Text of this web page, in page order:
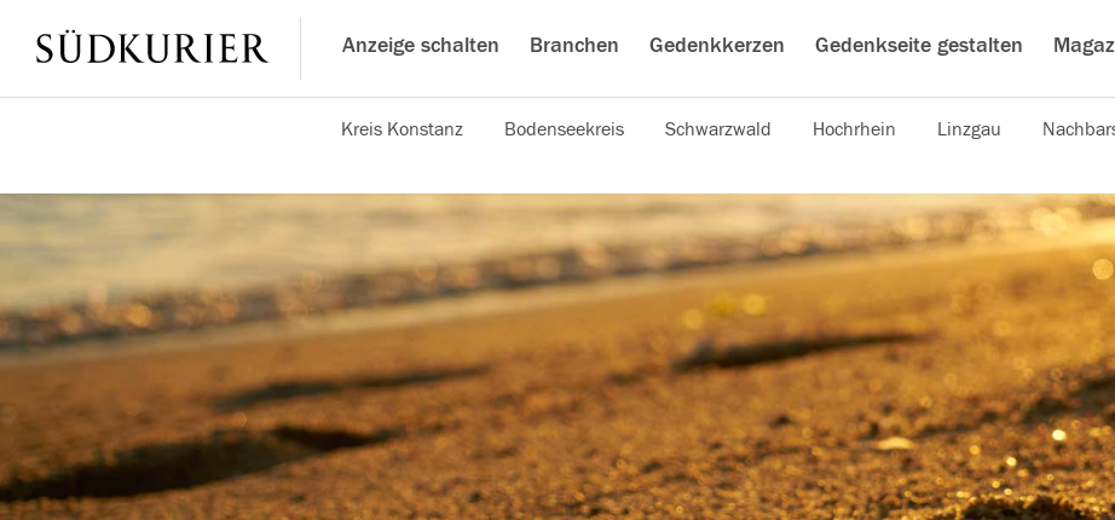
Anzeige schalten Branchen Gedenkkerzen Gedenkseite gestalten
Kreis Konstanz Bodenseekreis Schwarzwald Hochrhein Linzgau